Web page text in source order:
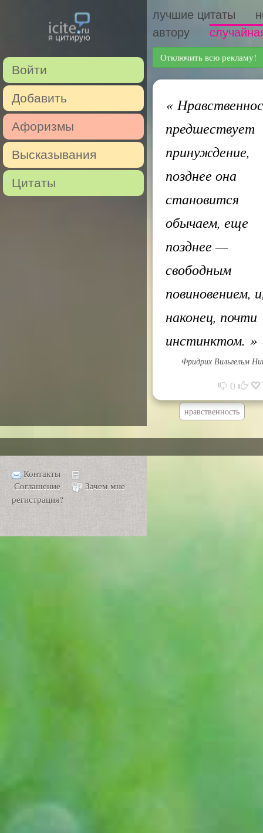
Войти
Добавить
Афоризмы
Высказывания
Цитаты
лучшие цитаты
автору
Отключить всю рекламу!
«
предшествует
принуждение,
позднее она
становится
обычаем, еще
позднее —
свободным
повиновением,
наконец, почти
инстинктом. »
Фридрих Вильгельм
0
нравственность
Контакты
Соглашение
Зачем мне
регистрация?